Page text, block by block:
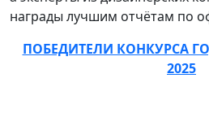
награды лучшим отчётам по
ПОБЕДИТЕЛИ КОНКУРСА
2025